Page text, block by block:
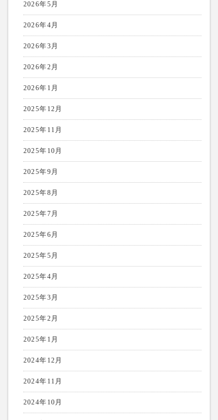
2026年5月
2026年4月
2026年3月
2026年2月
2026年1月
2025年12月
2025年11月
2025年10月
2025年9月
2025年8月
2025年7月
2025年6月
2025年5月
2025年4月
2025年3月
2025年2月
2025年1月
2024年12月
2024年11月
2024年10月